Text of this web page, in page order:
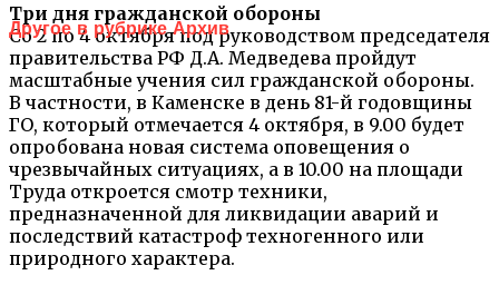
Три дня гражданской обороны
Со 2 по 4 октября под руководством председателя
правительства РФ Д.А. Медведева пройдут
масштабные учения сил гражданской обороны.
В частности, в Каменске в день 81-й годовщины
ГО, который отмечается 4 октября, в 9.00 будет
опробована новая система оповещения о
чрезвычайных ситуациях, а в 10.00 на площади
Труда откроется смотр техники,
предназначенной для ликвидации аварий и
последствий катастроф техногенного или
природного характера.
Другое в рубрике Архив